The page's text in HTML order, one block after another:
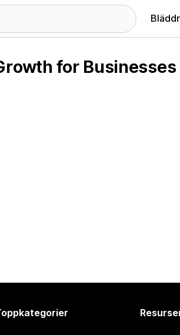
for Businesses